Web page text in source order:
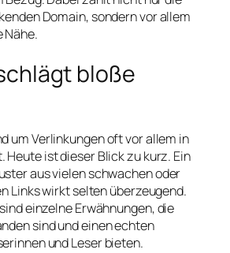
Domain, sondern vor allem
bloße
um Verlinkungen oft vor allem in
Heute ist dieser Blick zu kurz. Ein
aus vielen schwachen oder
Links wirkt selten überzeugend.
einzelne Erwähnungen, die
sind und einen echten
und Leser bieten.